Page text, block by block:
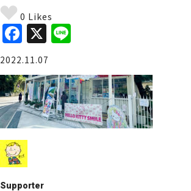
0 Likes
F
a
c
e
b
o
o
k
X
e
2022.11.07
Supporter